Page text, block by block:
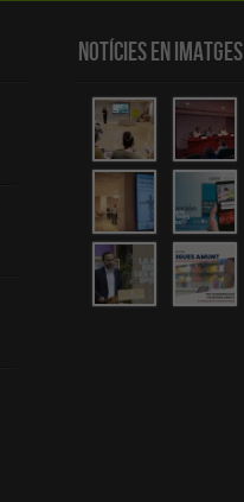
Notícies en Imatges